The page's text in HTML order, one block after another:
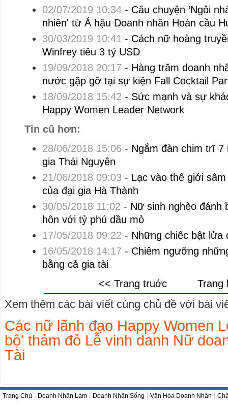
02/07/2019 10:34- Câu chuyện ‘Ngôi
nhiên' từ Á hậu Doanh nhân Hoàn cầu
30/03/2019 10:41 - Cách nữ hoàng
Winfrey tiêu 3 tỷ USD
19/09/2018 20:17 - Hàng trăm doanh
nước gặp gỡ tại sự kiện Fall Cocktail
18/09/2018 15:42 - Sức mạnh và sự
Happy Women Leader Network
Tin cũ hơn:
28/06/2018 15:06 - Ngắm đàn chim trĩ 7
gia Thái Nguyên
21/06/2018 09:03 - Lạc vào thế giới
của đại gia Hà Thành
30/05/2018 11:02 - Nữ sinh nghèo đánh
hôn với tỷ phú dầu mỏ
17/05/2018 09:22 - Những chiếc bật lửa
16/05/2018 14:17 - Chiêm ngưỡng
bằng cả gia tài
<< Trang truớc
Trang
Xem thêm các bài viết cùng chủ đề với bài
Các nữ lãnh đạo Happy Women
bộ' thảm đỏ Lễ vinh danh Nữ
Tài
Trang Chủ Doanh Nhân Làm Doanh Nhân Sống Văn Hóa Doanh Nhân